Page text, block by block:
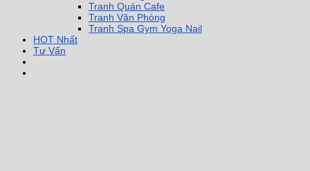
Tranh Quán Cafe
Tranh Văn Phòng
Tranh Spa Gym Yoga Nail
HOT Nhất
Tư Vấn